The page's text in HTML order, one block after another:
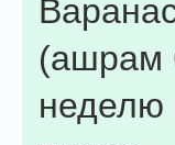
(ашрам
неделю